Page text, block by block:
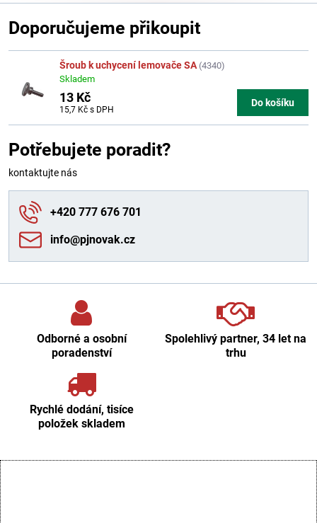
Doporučujeme přikoupit
Šroub k uchycení lemovače SA (4340)
Skladem
13 Kč
15,7 Kč s DPH
Do košíku
Potřebujete poradit?
kontaktujte nás
+420 777 676 701
info​@pjnovak​.cz
Odborné a osobní
poradenství
Spolehlivý partner, 34 let na
trhu
Rychlé dodání, tisíce
položek skladem